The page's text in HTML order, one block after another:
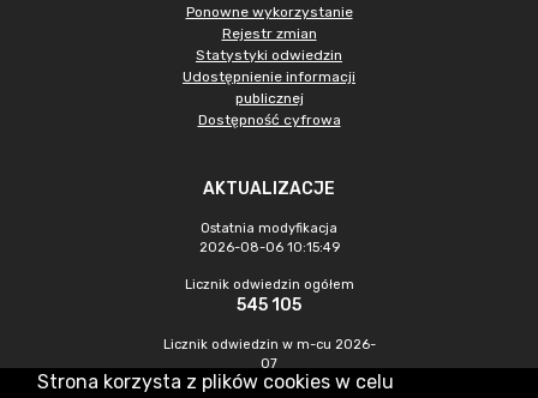
Ponowne wykorzystanie
Rejestr zmian
Statystyki odwiedzin
Udostępnienie informacji
publicznej
Dostępność cyfrowa
AKTUALIZACJE
Ostatnia modyfikacja
2026-08-06 10:15:49
Licznik odwiedzin ogółem
545 105
Licznik odwiedzin w m-cu 2026-
07
1 121
Strona korzysta z plików cookies w celu